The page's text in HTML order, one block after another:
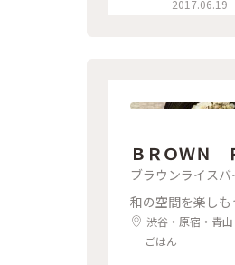
2017.06.19
ＢＲＯＷＮ
ＤＩＥＳ
ブラウンライス
和の空間を楽しも
渋谷・原宿・青
ごはん